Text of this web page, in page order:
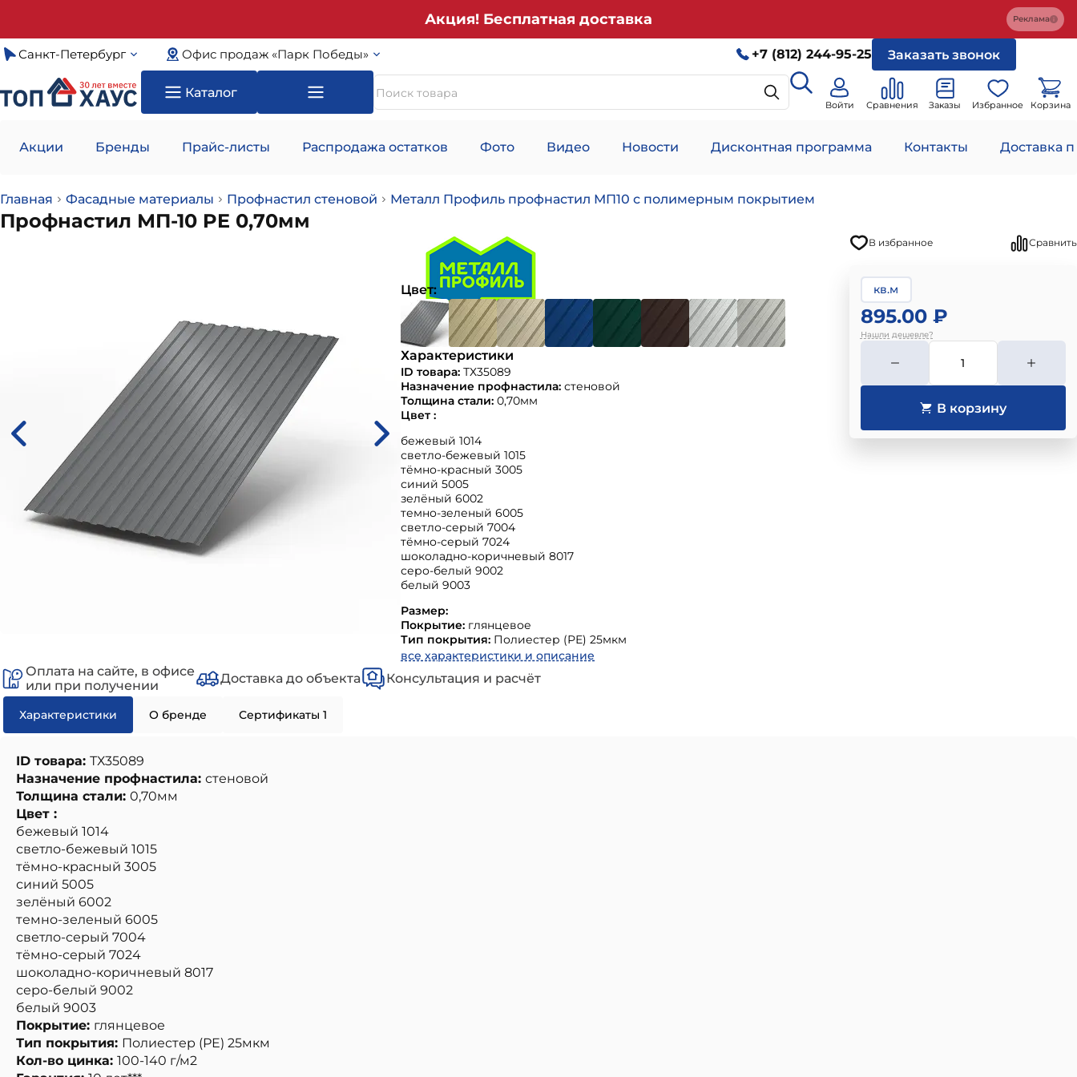
Акция! Бесплатная доставка Реклама
Санкт-Петербург Офис продаж «Парк Победы» +7 (812) 244-95-25 Заказать звонок
Каталог
Войти Сравнения Заказы Избранное Корзина
Акции Бренды Прайс-листы Распродажа остатков Фото Видео Новости Дисконтная программа Контакты Доставка
Главная Фасадные материалы Профнастил стеновой Металл Профиль профнастил МП10 с полимерным покрытием
Профнастил МП-10 PE 0,70мм
В избранное Сравнить
Цвет:
Характеристики
ID товара: ТХ35089
Назначение профнастила: стеновой
Толщина стали: 0,70мм
Цвет :
бежевый 1014
светло-бежевый 1015
тёмно-красный 3005
синий 5005
зелёный 6002
темно-зеленый 6005
светло-серый 7004
тёмно-серый 7024
шоколадно-коричневый 8017
серо-белый 9002
белый 9003
Размер:
Покрытие: глянцевое
Тип покрытия: Полиестер (РЕ) 25мкм
все характеристики и описание
кв.м
895.00 ₽
Нашли дешевле?
Оплата на сайте, в офисе
или при получении
Доставка до объекта Консультация и расчёт
Характеристики О бренде Сертификаты 1
ID товара: ТХ35089
Назначение профнастила: стеновой
Толщина стали: 0,70мм
Цвет :
бежевый 1014
светло-бежевый 1015
тёмно-красный 3005
синий 5005
зелёный 6002
темно-зеленый 6005
светло-серый 7004
тёмно-серый 7024
шоколадно-коричневый 8017
серо-белый 9002
белый 9003
Покрытие: глянцевое
Тип покрытия: Полиестер (РЕ) 25мкм
Кол-во цинка: 100-140 г/м2